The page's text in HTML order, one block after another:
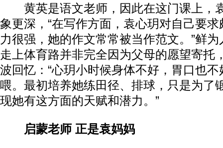
黄英是语文老师，因此在这门课上，
象更深，“在写作方面，袁心玥对自己要
力很强，她的作文常常被当作范文。”鲜
走上体育路并非完全因为父母的愿望寄托
波回忆：“心玥小时候身体不好，胃口也
喂。最初培养她练田径、排球，只是为了
现她有这方面的天赋和潜力。”
启蒙老师 正是袁妈妈